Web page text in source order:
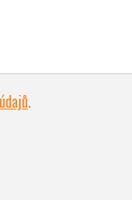
.